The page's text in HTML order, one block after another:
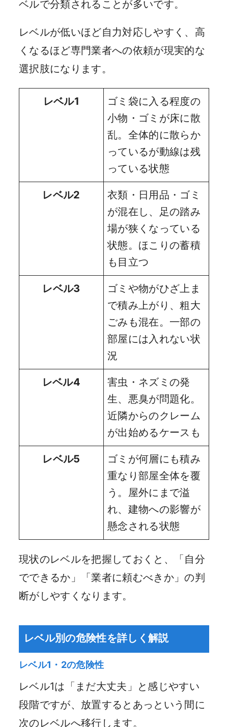
ベルで分類されることが多いです。
レベルが低いほど自力対応しやすく、高
くなるほど専門業者への依頼が現実的な
選択肢になります。
レベル1
ゴミ袋に入る程度の
小物・ゴミが床に散
乱。全体的に散らか
っているが動線は残
っている状態
レベル2
衣類・日用品・ゴミ
が混在し、足の踏み
場が狭くなっている
状態。ほこりの蓄積
も目立つ
レベル3
ゴミや物がひざ上ま
で積み上がり、粗大
ごみも混在。一部の
部屋には入れない状
況
レベル4
害虫・ネズミの発
生、悪臭が問題化。
近隣からのクレーム
が出始めるケースも
レベル5
ゴミが何層にも積み
重なり部屋全体を覆
う。屋外にまで溢
れ、建物への影響が
懸念される状態
現状のレベルを把握しておくと、「自分
でできるか」「業者に頼むべきか」の判
断がしやすくなります。
レベル別の危険性を詳しく解説
レベル1・2の危険性
レベル1は「まだ大丈夫」と感じやすい
段階ですが、放置するとあっという間に
次のレベルへ移行します。